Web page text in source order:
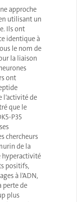
approche
utilisant un
Ils ont
identique à
le nom de
la liaison
ont
de
que le
P35
chercheurs
de la
hyperactivité
positifs,
à l’ADN,
perte de
plus